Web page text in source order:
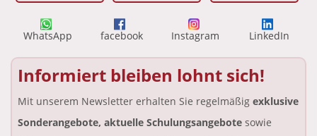
WhatsApp facebook Instagram LinkedIn
Informiert bleiben lohnt sich!
Mit unserem Newsletter erhalten Sie regelmäßig exklusive
Sonderangebote, aktuelle Schulungsangebotesowie